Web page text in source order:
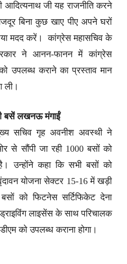
आदित्यनाथ जी यह राजनीति करने
बिना कुछ खाए पीए अपने घरों
मदद करें। कांग्रेस महासचिव के
ने आनन-फानन में कांग्रेस
उपलब्ध कराने का प्रस्ताव मान
ली।
बसें लखनऊ मंगाईं
सचिव गृह अवनीश अवस्थी ने
से सौंपी जा रही 1000 बसों को
कहा कि सभी बसों को
योजना सेक्टर 15-16 में खड़ी
को फिटनेस सर्टिफिकेट देना
लाइसेंस के साथ परिचालक
को उपलब्ध कराना होगा।